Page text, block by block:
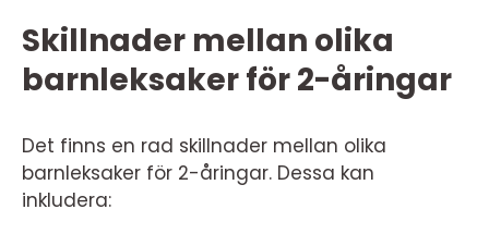
Skillnader mellan olika
barnleksaker för 2-åringar
Det finns en rad skillnader mellan olika
barnleksaker för 2-åringar. Dessa kan
inkludera: